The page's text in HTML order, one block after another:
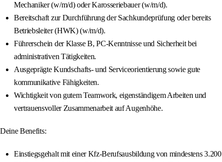
Mechaniker (w/m/d) oder Karosseriebauer (w/m/d).
Bereitschaft zur Durchführung der Sachkundeprüfung oder bereits
Betriebsleiter (HWK) (w/m/d).
Führerschein der Klasse B, PC-Kenntnisse und Sicherheit bei
administrativen Tätigkeiten.
Ausgeprägte Kundschafts- und Serviceorientierung sowie gute
kommunikative Fähigkeiten.
Wichtigkeit von gutem Teamwork, eigenständigem Arbeiten und
vertrauensvoller Zusammenarbeit auf Augenhöhe.
Deine Benefits:
Einstiegsgehalt mit einer Kfz-Berufsausbildung von mindestens 3.200